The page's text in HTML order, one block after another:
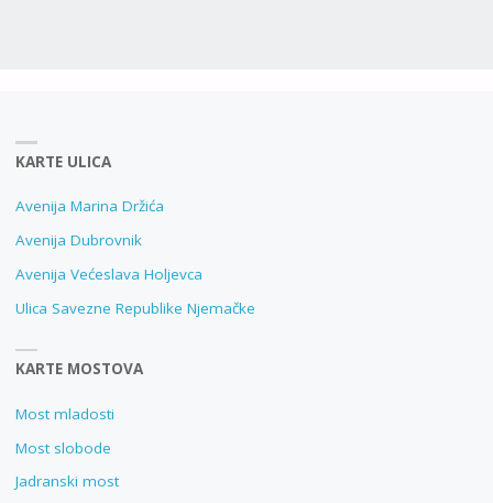
KARTE ULICA
Avenija Marina Držića
Avenija Dubrovnik
Avenija Većeslava Holjevca
Ulica Savezne Republike Njemačke
KARTE MOSTOVA
Most mladosti
Most slobode
Jadranski most